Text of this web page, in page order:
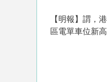
【明報】謂，
區電單車位新高